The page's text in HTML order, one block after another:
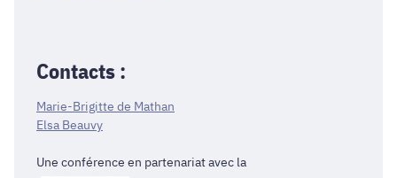
Contacts :
Marie-­Brigitte de Mathan
Elsa Beauvy
Une conférence en partenariat avec la